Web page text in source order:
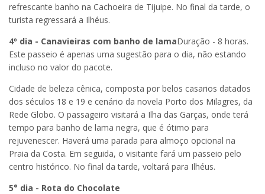
refrescante banho na Cachoeira de Tijuipe. No final da tarde, o
turista regressará a Ilhéus.
4º dia - Canavieiras com banho de lamaDuração - 8 horas.
Este passeio é apenas uma sugestão para o dia, não estando
incluso no valor do pacote.
Cidade de beleza cênica, composta por belos casarios datados
dos séculos 18 e 19 e cenário da novela Porto dos Milagres, da
Rede Globo. O passageiro visitará a Ilha das Garças, onde terá
tempo para banho de lama negra, que é ótimo para
rejuvenescer. Haverá uma parada para almoço opcional na
Praia da Costa. Em seguida, o visitante fará um passeio pelo
centro histórico. No final da tarde, voltará para Ilhéus.
5° dia - Rota do Chocolate